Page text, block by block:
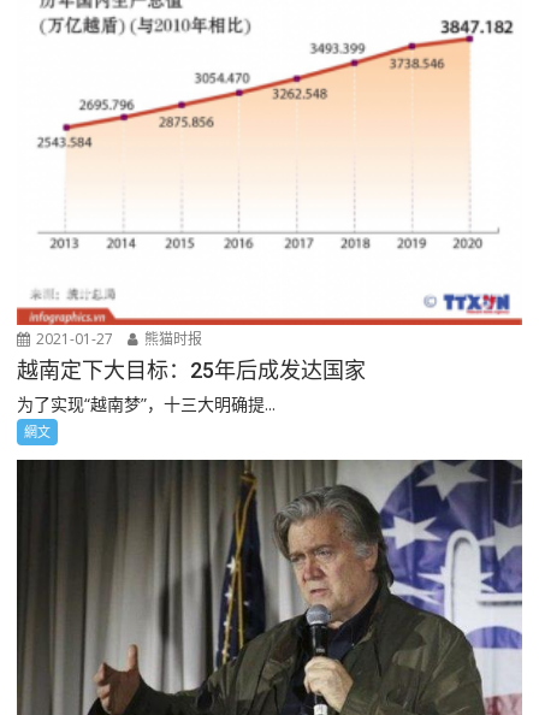
2021-01-27 熊猫时报
越南定下大目标：25年后成发达国家
为了实现“越南梦”，十三大明确提...
網文